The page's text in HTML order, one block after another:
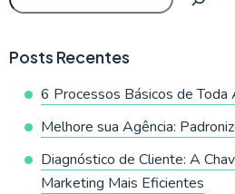
Posts Recentes
6 Processos Básicos de Toda
Melhore sua Agência:
Diagnóstico de Cliente: A
Marketing Mais Eficientes